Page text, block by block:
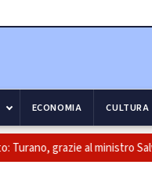
ECONOMIA CULTURA
grazie al ministro Salvini e